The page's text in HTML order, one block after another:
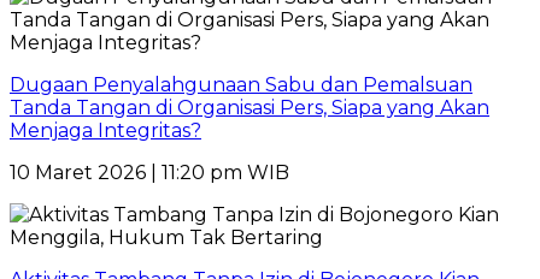
Dugaan Penyalahgunaan Sabu dan Pemalsuan
Tanda Tangan di Organisasi Pers, Siapa yang Akan
Menjaga Integritas?
10 Maret 2026 | 11:20 pm WIB